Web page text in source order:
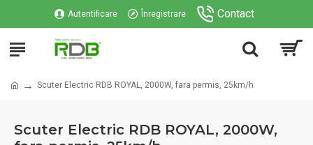
Autentificare Înregistrare Contact
Scuter Electric RDB ROYAL, 2000W, fara permis, 25km/h
Scuter Electric RDB ROYAL, 2000W,